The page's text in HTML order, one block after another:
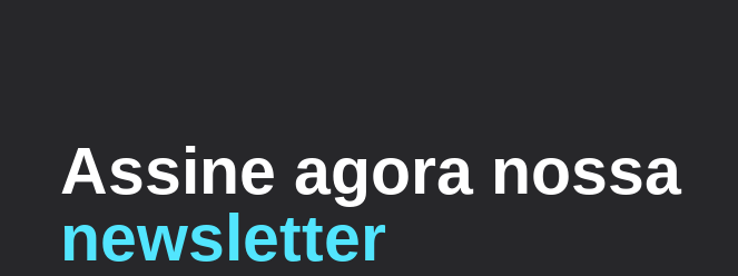
Assine agora nossa
newsletter